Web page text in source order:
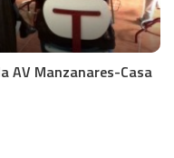
AV Manzanares-Casa